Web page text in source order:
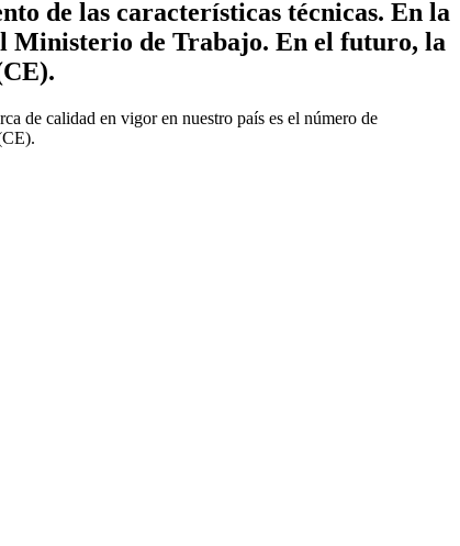
de las características técnicas. En la
Ministerio de Trabajo. En el futuro, la
de calidad en vigor en nuestro país es el número de